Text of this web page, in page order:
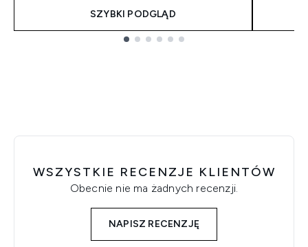
SZYBKI PODGLĄD
WSZYSTKIE RECENZJE KLIENTÓW
Obecnie nie ma żadnych recenzji.
NAPISZ RECENZJĘ